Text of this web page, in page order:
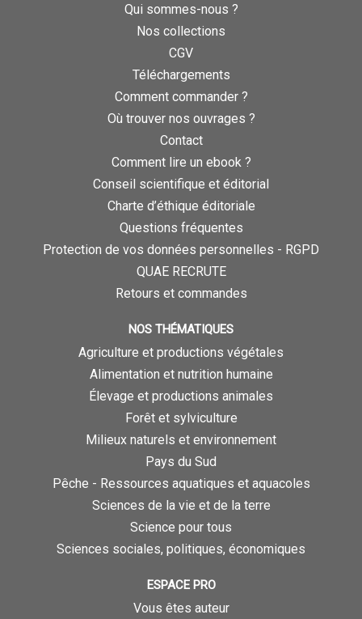
Qui sommes-nous ?
Nos collections
CGV
Téléchargements
Comment commander ?
Où trouver nos ouvrages ?
Contact
Comment lire un ebook ?
Conseil scientifique et éditorial
Charte d’éthique éditoriale
Questions fréquentes
Protection de vos données personnelles - RGPD
QUAE RECRUTE
Retours et commandes
NOS THÉMATIQUES
Agriculture et productions végétales
Alimentation et nutrition humaine
Élevage et productions animales
Forêt et sylviculture
Milieux naturels et environnement
Pays du Sud
Pêche - Ressources aquatiques et aquacoles
Sciences de la vie et de la terre
Science pour tous
Sciences sociales, politiques, économiques
ESPACE PRO
Vous êtes auteur